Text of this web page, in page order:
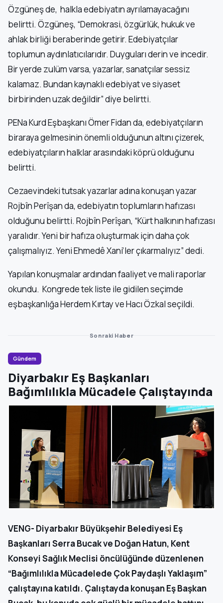
Özgüneş de, halkla edebiyatın ayrılamayacağını
belirtti. Özgüneş, “Demokrasi, özgürlük, hukuk ve
ahlak birliği beraberinde getirir. Edebiyatçılar
toplumun aydınlatıcılarıdır. Duyguları derin ve incedir.
Bir yerde zulüm varsa, yazarlar, sanatçılar sessiz
kalamaz. Bundan kaynaklı edebiyat ve siyaset
birbirinden uzak değildir” diye belirtti.
PENa Kurd Eşbaşkanı Ömer Fidan da, edebiyatçıların
biraraya gelmesinin önemli olduğunun altını çizerek,
edebiyatçıların halklar arasındaki köprü olduğunu
belirtti.
Cezaevindeki tutsak yazarlar adına konuşan yazar
Rojbîn Perîşan da, edebiyatın toplumların hafızası
olduğunu belirtti. Rojbîn Perîşan, “Kürt halkının hafızası
yaralıdır. Yeni bir hafıza oluşturmak için daha çok
çalışmalıyız. Yeni Ehmedê Xani’ler çıkarmalıyız” dedi.
Yapılan konuşmalar ardından faaliyet ve mali raporlar
okundu. Kongrede tek liste ile gidilen seçimde
eşbaşkanlığa Herdem Kırtay ve Hacı Özkal seçildi.
Sonraki Haber
Gündem
Diyarbakır Eş Başkanları
Bağımlılıkla Mücadele Çalıştayında
VENG- Diyarbakır Büyükşehir Belediyesi Eş
Başkanları Serra Bucak ve Doğan Hatun, Kent
Konseyi Sağlık Meclisi öncülüğünde düzenlenen
“Bağımlılıkla Mücadelede Çok Paydaşlı Yaklaşım”
çalıştayına katıldı. Çalıştayda konuşan Eş Başkan